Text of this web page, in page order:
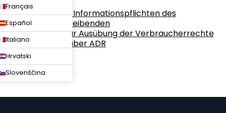
Français
Español
Italiano
Hrvatski
Slovenščina
Besondere Informationspflichten des
Gewerbetreibenden
Hinweise zur Ausübung der Verbraucherrechte
Lektionen über ADR